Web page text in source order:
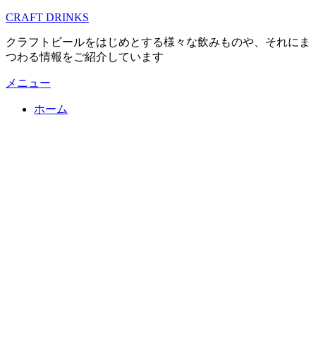
コ
テ
ン
ツ
へ
CRAFT DRINKS
クラフトビールをはじめとする様々な飲みものや、それにま
つわる情報をご紹介しています
メニュー
ホーム